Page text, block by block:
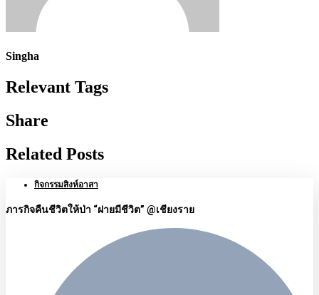
Singha
Relevant Tags
Share
Related Posts
กิจกรรมสิงห์อาสา
ภารกิจคืนชีวิตให้ป่า “ฝายมีชีวิต” @เชียงราย